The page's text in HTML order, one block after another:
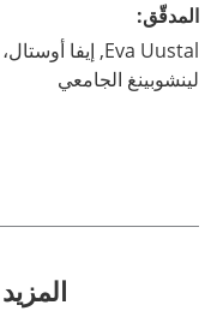
المدقّق:
Eva Uustal,
إيفا
لينشوبينغ الجامعي